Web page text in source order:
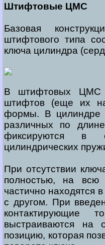
Штифтовые ЦМС
Базовая
штифтового типа
ключа цилиндра
В штифтовых ЦМС
штифтов (еще их
формы. В цилиндре
различных по
фиксируются в
цилиндрических
При отсутствии
полностью, на
частично находятся
с другом. При
контактирующие
выстраиваются
позицию, которая